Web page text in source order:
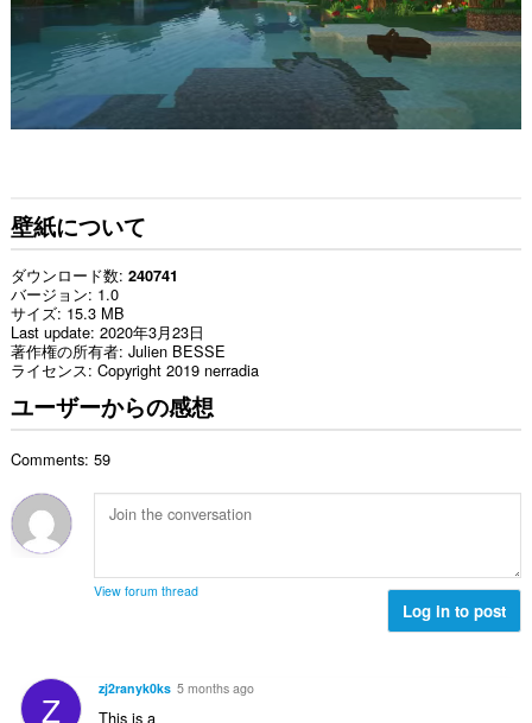
壁紙について
ダウンロード数 240741
バージョン 1.0
サイズ 15.3 MB
Last update 2020年3月23日
著作権の所有者 Julien BESSE
ライセンス Copyright 2019 nerradia
ユーザーからの感想
Comments: 59
View forum thread
Log in to post
Z zj2ranyk0ks 5 months ago
This is a